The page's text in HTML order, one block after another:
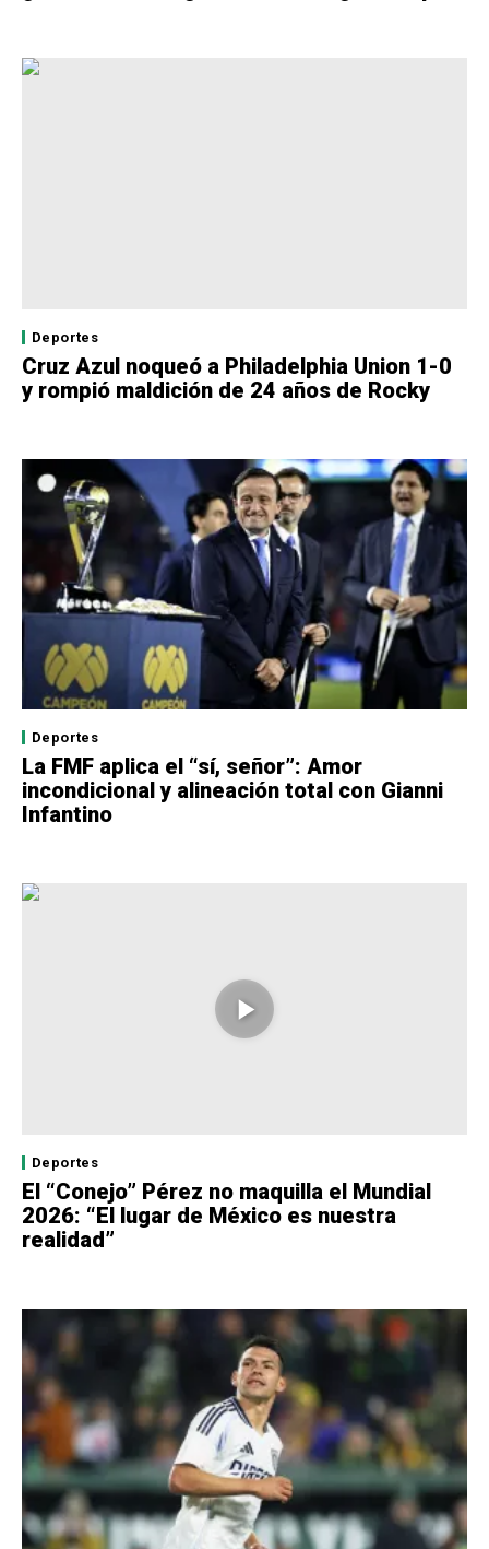
Deportes
Cruz Azul noqueó a Philadelphia Union 1-0
y rompió maldición de 24 años de Rocky
Deportes
La FMF aplica el “sí, señor”: Amor
incondicional y alineación total con Gianni
Infantino
Deportes
El “Conejo” Pérez no maquilla el Mundial
2026: “El lugar de México es nuestra
realidad”